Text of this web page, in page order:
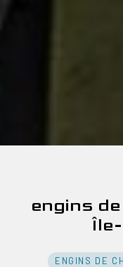
engins
ENGINS DE